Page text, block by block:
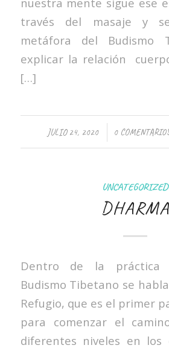
través del masaje y
metáfora del Budismo
explicar la relación
[…]
JULIO 24, 2020
/ 0 /
UNCATEGORIZED
DHARMA
Dentro de la práctica
Budismo Tibetano se
Refugio, que es el primer
para comenzar el
diferentes niveles en los